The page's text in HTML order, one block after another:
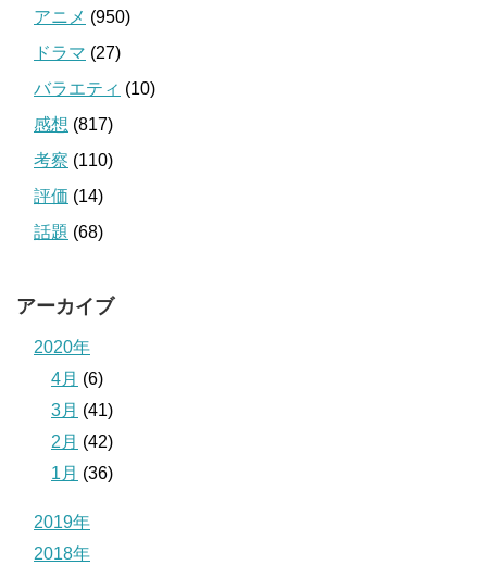
アニメ (950)
ドラマ (27)
バラエティ (10)
感想 (817)
考察 (110)
評価 (14)
話題 (68)
アーカイブ
2020年
4月 (6)
3月 (41)
2月 (42)
1月 (36)
2019年
2018年